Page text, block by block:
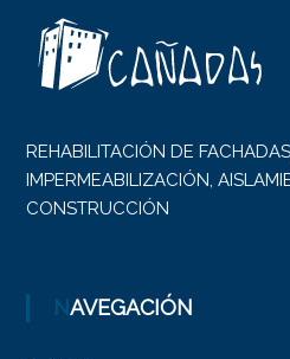
REHABILITACIÓN DE
IMPERMEABILIZACIÓN,
CONSTRUCCIÓN
NAVEGACIÓN